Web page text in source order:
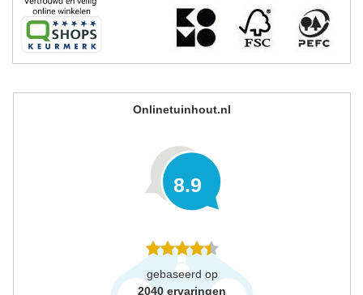
Onlinetuinhout.nl
8.9
gebaseerd op
2040 ervaringen